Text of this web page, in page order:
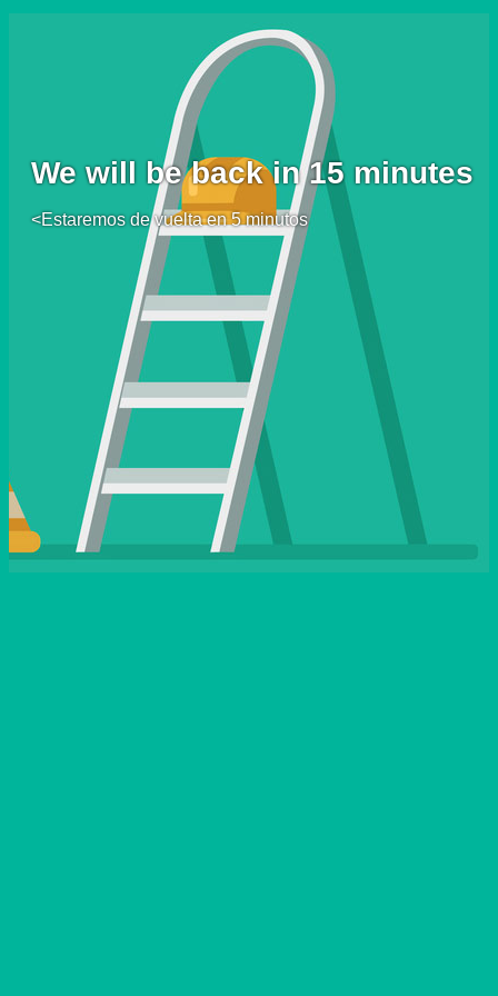
We will be back in 15 minutes
<Estaremos de vuelta en 5 minutos